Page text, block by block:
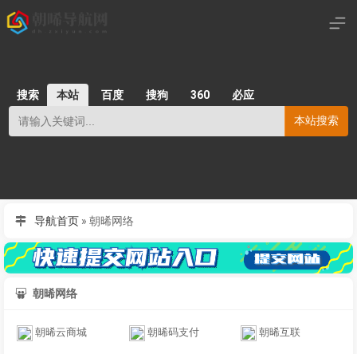
搜索 本站 百度 搜狗 360
必应
本站搜索
导航首页 » 朝晞网络
朝晞网络
朝晞云商城 朝晞码支付 朝晞互联